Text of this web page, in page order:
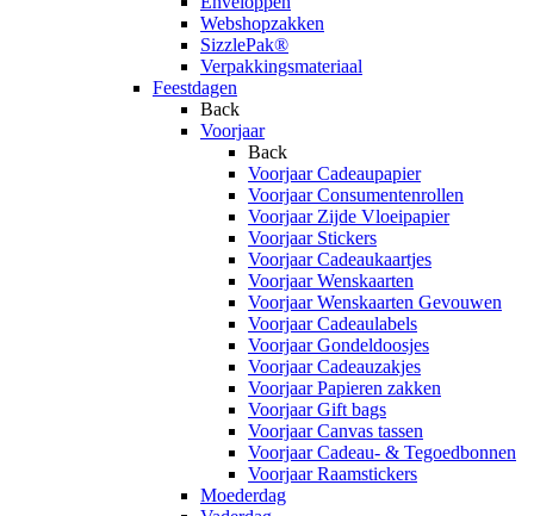
Webshopzakken
SizzlePak®
Verpakkingsmateriaal
Feestdagen
Back
Voorjaar
Back
Voorjaar Cadeaupapier
Voorjaar Consumentenrollen
Voorjaar Zijde Vloeipapier
Voorjaar Stickers
Voorjaar Cadeaukaartjes
Voorjaar Wenskaarten
Voorjaar Wenskaarten Gevouwen
Voorjaar Cadeaulabels
Voorjaar Gondeldoosjes
Voorjaar Cadeauzakjes
Voorjaar Papieren zakken
Voorjaar Gift bags
Voorjaar Canvas tassen
Voorjaar Cadeau- & Tegoedbonnen
Voorjaar Raamstickers
Moederdag